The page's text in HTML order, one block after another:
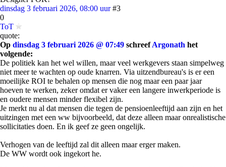
dinsdag 3 februari 2026, 08:00 uur #3
0
ToT
quote:
Op dinsdag 3 februari 2026 @ 07:49 schreefArgonath het
volgende:
De politiek kan het wel willen, maar veel werkgevers staan simpelweg
niet meer te wachten op oude knarren. Via uitzendbureau's is er een
moeilijke ROI te behalen op mensen die nog maar een paar jaar
hoeven te werken, zeker omdat er vaker een langere inwerkperiode is
en oudere mensen minder flexibel zijn.
Je merkt nu al dat mensen die tegen de pensioenleeftijd aan zijn en het
uitzingen met een ww bijvoorbeeld, dat deze alleen maar onrealistische
sollicitaties doen. En ik geef ze geen ongelijk.
Verhogen van de leeftijd zal dit alleen maar erger maken.
De WW wordt ook ingekort he.